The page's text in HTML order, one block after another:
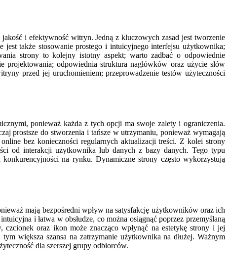
i efektywność witryn. Jedną z kluczowych zasad jest tworzenie
jest także stosowanie prostego i intuicyjnego interfejsu użytkownika;
strony to kolejny istotny aspekt; warto zadbać o odpowiednie
odpowiednia struktura nagłówków oraz użycie słów
przed jej uruchomieniem; przeprowadzenie testów użyteczności
ponieważ każda z tych opcji ma swoje zalety i ograniczenia.
prostsze do stworzenia i tańsze w utrzymaniu, ponieważ wymagają
bez konieczności regularnych aktualizacji treści. Z kolei strony
od interakcji użytkownika lub danych z bazy danych. Tego typu
na rynku. Dynamiczne strony często wykorzystują
mają bezpośredni wpływ na satysfakcję użytkowników oraz ich
i łatwa w obsłudze, co można osiągnąć poprzez przemyślaną
oraz ikon może znacząco wpłynąć na estetykę strony i jej
większa szansa na zatrzymanie użytkownika na dłużej. Ważnym
dla szerszej grupy odbiorców.